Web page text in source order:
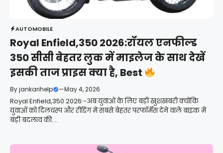
AUTOMOBILE
Royal Enfield,350 2026:रॉयल एनफील्ड
350 सीसी बेहतर लुक में माइलेज के साथ देखें
इसकी ताज प्राइस क्या है, Best
Byjankarihelp —May 4, 2026
Royal Enfield,350 2026:-अब युवाओं के लिए बड़ी खुशखबरी क्योंकि
युवाओं को दिलचस्प और रीडिंग में सबसे बेहतर परफॉर्मेंस देने वाले बाइक में
बड़ी बदलाव की....